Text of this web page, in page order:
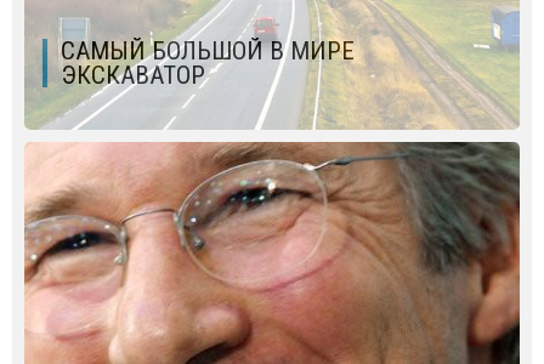
САМЫЙ БОЛЬШОЙ В МИРЕ
ЭКСКАВАТОР